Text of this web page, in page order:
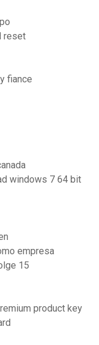
reset
fiance
windows 7 64 bit
empresa
15
product key